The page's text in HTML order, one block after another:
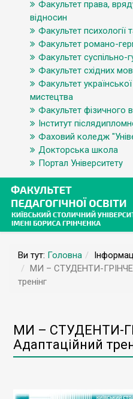
Факультет права,
відносин
Факультет психології
Факультет романо-
Факультет суспільно-
Факультет східних мов
Факультет української
мистецтва
Факультет фізичного
Інститут
Фаховий коледж
Докторська школа
Портал Університету
Ви тут: Головна
МИ – СТУДЕНТИ-
тренінг
МИ – СТУДЕНТИ-
Адаптаційний